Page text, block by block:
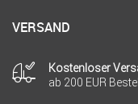
VERSAND
Kostenloser
ab 200 EUR